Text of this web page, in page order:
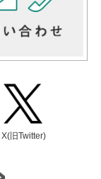
X(旧Twitter)